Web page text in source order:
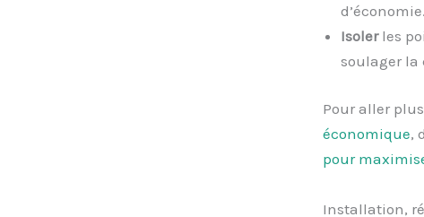
d’économie.
Isolerles
soulager la
Pour aller
économique,
pour
Installation,